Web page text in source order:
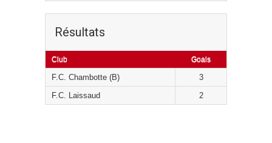
Résultats
Club Goals
F.C. Chambotte (B)
3
F.C. Laissaud
2